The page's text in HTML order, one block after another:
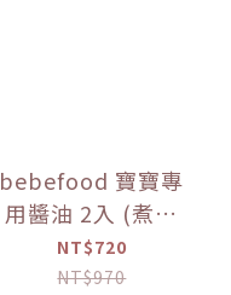
bebefood 寶寶專
用醬油 2入 (煮湯
*1+沾用*1) +little
pasta造型義大利麵
NT$720
NT$970